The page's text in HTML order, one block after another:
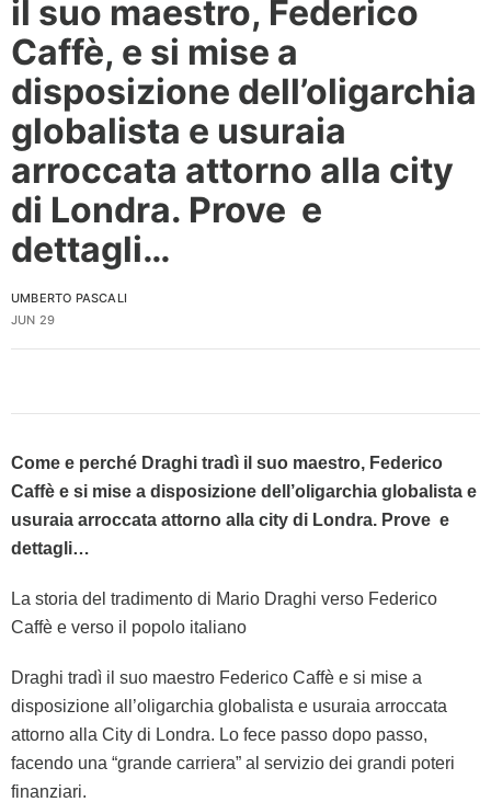
il suo maestro, Federico
Caffè, e si mise a
disposizione dell’oligarchia
globalista e usuraia
arroccata attorno alla city
di Londra. Prove e
dettagli…
UMBERTO PASCALI
JUN 29
Come e perché Draghi tradì il suo maestro, Federico
Caffè e si mise a disposizione dell’oligarchia globalista e
usuraia arroccata attorno alla city di Londra. Prove e
dettagli…
La storia del tradimento di Mario Draghi verso Federico
Caffè e verso il popolo italiano
Draghi tradì il suo maestro Federico Caffè e si mise a
disposizione all’oligarchia globalista e usuraia arroccata
attorno alla City di Londra. Lo fece passo dopo passo,
facendo una “grande carriera” al servizio dei grandi poteri
finanziari.